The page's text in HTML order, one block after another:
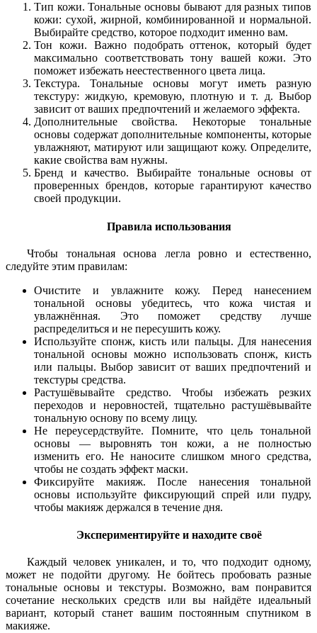
Тип кожи. Тональные основы бывают для разных типов
кожи: сухой, жирной, комбинированной и нормальной.
Выбирайте средство, которое подходит именно вам.
Тон кожи. Важно подобрать оттенок, который будет
максимально соответствовать тону вашей кожи. Это
поможет избежать неестественного цвета лица.
Текстура. Тональные основы могут иметь разную
текстуру: жидкую, кремовую, плотную и т. д. Выбор
зависит от ваших предпочтений и желаемого эффекта.
Дополнительные свойства. Некоторые тональные
основы содержат дополнительные компоненты, которые
увлажняют, матируют или защищают кожу. Определите,
какие свойства вам нужны.
Бренд и качество. Выбирайте тональные основы от
проверенных брендов, которые гарантируют качество
своей продукции.
Правила использования
Чтобы тональная основа легла ровно и естественно,
следуйте этим правилам:
Очистите и увлажните кожу. Перед нанесением
тональной основы убедитесь, что кожа чистая и
увлажнённая. Это поможет средству лучше
распределиться и не пересушить кожу.
Используйте спонж, кисть или пальцы. Для нанесения
тональной основы можно использовать спонж, кисть
или пальцы. Выбор зависит от ваших предпочтений и
текстуры средства.
Растушёвывайте средство. Чтобы избежать резких
переходов и неровностей, тщательно растушёвывайте
тональную основу по всему лицу.
Не переусердствуйте. Помните, что цель тональной
основы — выровнять тон кожи, а не полностью
изменить его. Не наносите слишком много средства,
чтобы не создать эффект маски.
Фиксируйте макияж. После нанесения тональной
основы используйте фиксирующий спрей или пудру,
чтобы макияж держался в течение дня.
Экспериментируйте и находите своё
Каждый человек уникален, и то, что подходит одному,
может не подойти другому. Не бойтесь пробовать разные
тональные основы и текстуры. Возможно, вам понравится
сочетание нескольких средств или вы найдёте идеальный
вариант, который станет вашим постоянным спутником в
макияже.